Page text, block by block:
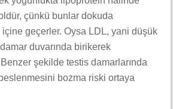
çünkü bunlar dokuda
geçerler. Oysa LDL, yani düşük
duvarında birikerek
Benzer şekilde testis damarlarında
bozma riski ortaya